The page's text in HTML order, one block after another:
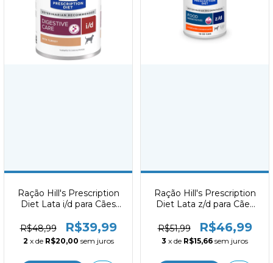
Ração Hill's Prescription
Diet Lata i/d para Cães
R$48,99
R$39,99
2 x de R$20,00 sem juros
Ração Hill's Prescription
Diet Lata z/d para Cães
Alimentares e da Pele
370g
R$51,99 R$46,99
3 x de R$15,66 sem juros